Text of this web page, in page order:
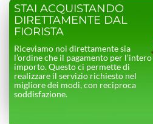
STAI ACQUISTANDO
DIRETTAMENTE DAL
FIORISTA
Riceviamo noi direttamente sia
l’ordine che il pagamento per l’intero
importo. Questo ci permette di
realizzare il servizio richiesto nel
migliore dei modi, con reciproca
soddisfazione.